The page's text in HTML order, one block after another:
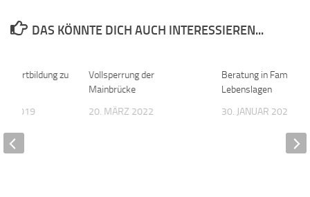
DAS KÖNNTE DICH AUCH INTERESSIEREN...
Vollsperrung der
Mainbrücke
20. MÄRZ 2022
Beratung in Familien-
Lebenslagen
30. JANUAR 2023
Fortbildung zu
2019